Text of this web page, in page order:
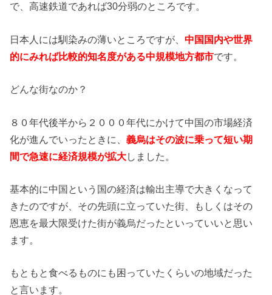
で、高速鉄道であれば30分弱のところです。
日本人には馴染みの薄いところですが、中国国内や世界
的にみれば比較的知名度がある中規模地方都市です。
どんな街なのか？
８０年代後半から２０００年代にかけて中国の市場経済
化が進んでいったときに、義烏はその波に乗って短い期
間で急速に経済規模が拡大しました。
基本的に中国という国の経済は輸出主導で大きくなって
きたのですが、その先頭に立っていた街、もしくはその
恩恵を最大限受けた街が義烏だったといっていいと思い
ます。
もともと食べるものにも困っていたくらいの地域だった
と言います。